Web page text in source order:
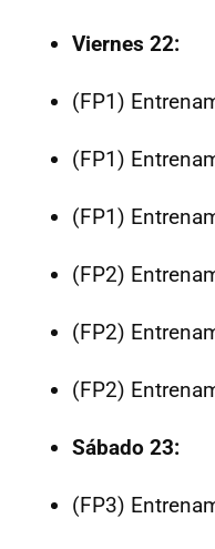
Viernes 22:
(FP1)
(FP1)
(FP1)
(FP2)
(FP2)
(FP2)
Sábado 23:
(FP3)